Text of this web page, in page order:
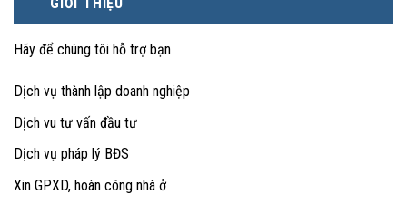
Hãy để chúng tôi hỗ trợ bạn
Dịch vụ thành lập doanh nghiệp
Dịch vu tư vấn đầu tư
Dịch vụ pháp lý BĐS
Xin GPXD, hoàn công nhà ở